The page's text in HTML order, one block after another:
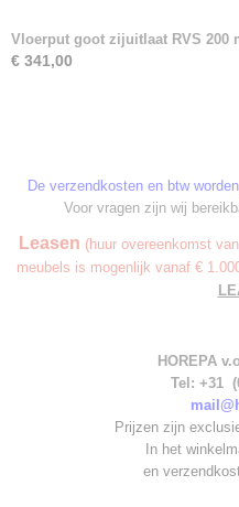
Vloerput goot zijuitlaat RVS 200
€ 341,00
De verzendkosten en btw
Voor vragen zijn wij
Leasen (huur overeenkomst
meubels is mogenlijk vanaf €
HOREPA
Tel: +31
Prijzen zijn
In het
en